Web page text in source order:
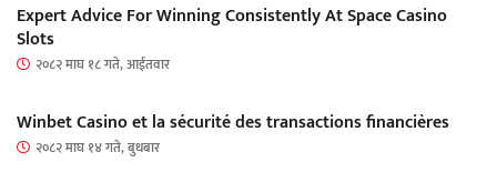
Expert Advice For Winning Consistently At Space Casino
Slots
२०८२ माघ १८ गते, आईतवार
Winbet Casino et la sécurité des transactions financières
२०८२ माघ १४ गते, बुधबार